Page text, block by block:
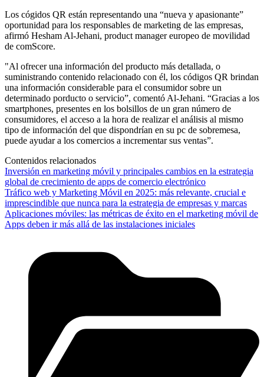
Los cógidos QR están representando una “nueva y apasionante”
oportunidad para los responsables de marketing de las empresas,
afirmó Hesham Al-Jehani, product manager europeo de movilidad
de comScore.
"Al ofrecer una información del producto más detallada, o
suministrando contenido relacionado con él, los códigos QR brindan
una información considerable para el consumidor sobre un
determinado porducto o servicio”, comentó Al-Jehani. “Gracias a los
smartphones, presentes en los bolsillos de un gran número de
consumidores, el acceso a la hora de realizar el análisis al mismo
tipo de información del que dispondrían en su pc de sobremesa,
puede ayudar a los comercios a incrementar sus ventas”.
Contenidos relacionados
Inversión en marketing móvil y principales cambios en la estrategia
global de crecimiento de apps de comercio electrónico
Tráfico web y Marketing Móvil en 2025: más relevante, crucial e
imprescindible que nunca para la estrategia de empresas y marcas
Aplicaciones móviles: las métricas de éxito en el marketing móvil de
Apps deben ir más allá de las instalaciones iniciales